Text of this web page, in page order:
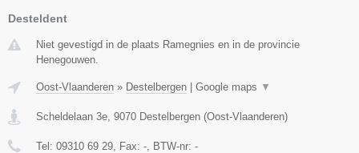
Desteldent
Niet gevestigd in de plaats Ramegnies en in de provincie
Henegouwen.
Oost-Vlaanderen » Destelbergen Google maps ▼
Scheldelaan 3e 9070 Destelbergen (Oost-Vlaanderen)
Tel: 09310 69 29 , Fax: - , BTW-nr: -